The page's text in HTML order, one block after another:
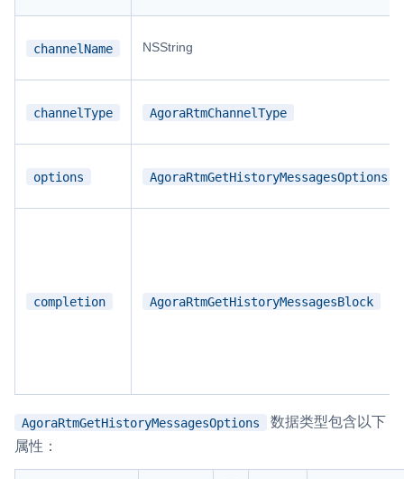
channelName NSString
channelType AgoraRtmChannelType
options AgoraRtmGetHistoryMessagesOptions
completion AgoraRtmGetHistoryMessagesBlock
AgoraRtmGetHistoryMessagesOptions
数据类型包含以下
属性：